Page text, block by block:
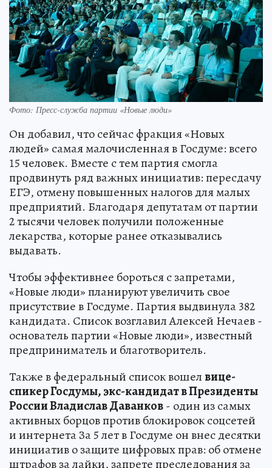
Фото: Пресс-служба партии «Новые люди»
Он добавил, что сейчас фракция «Новых
людей» самая малочисленная в Госдуме: всего
15 человек. Вместе с тем партия смогла
продвинуть ряд важных инициатив: пересдачу
ЕГЭ, отмену повышенных налогов для малых
предприятий. Благодаря депутатам от партии
2 тысячи человек получили положенные
лекарства, которые ранее отказывались
выдавать.
Чтобы эффективнее бороться с запретами,
«Новые люди» планируют увеличить свое
присутствие в Госдуме. Партия выдвинула 382
кандидата. Список возглавил Алексей Нечаев -
основатель партии «Новые люди», известный
предприниматель и благотворитель.
Также в федеральный список вошелвице-
спикер Госдумы, экс-кандидат в Президенты
России Владислав Даванков- один из самых
активных борцов против блокировок соцсетей
и интернета За 5 лет в Госдуме он внес десятки
инициатив о защите цифровых прав: об отмене
штрафов за лайки, запрете преследования за